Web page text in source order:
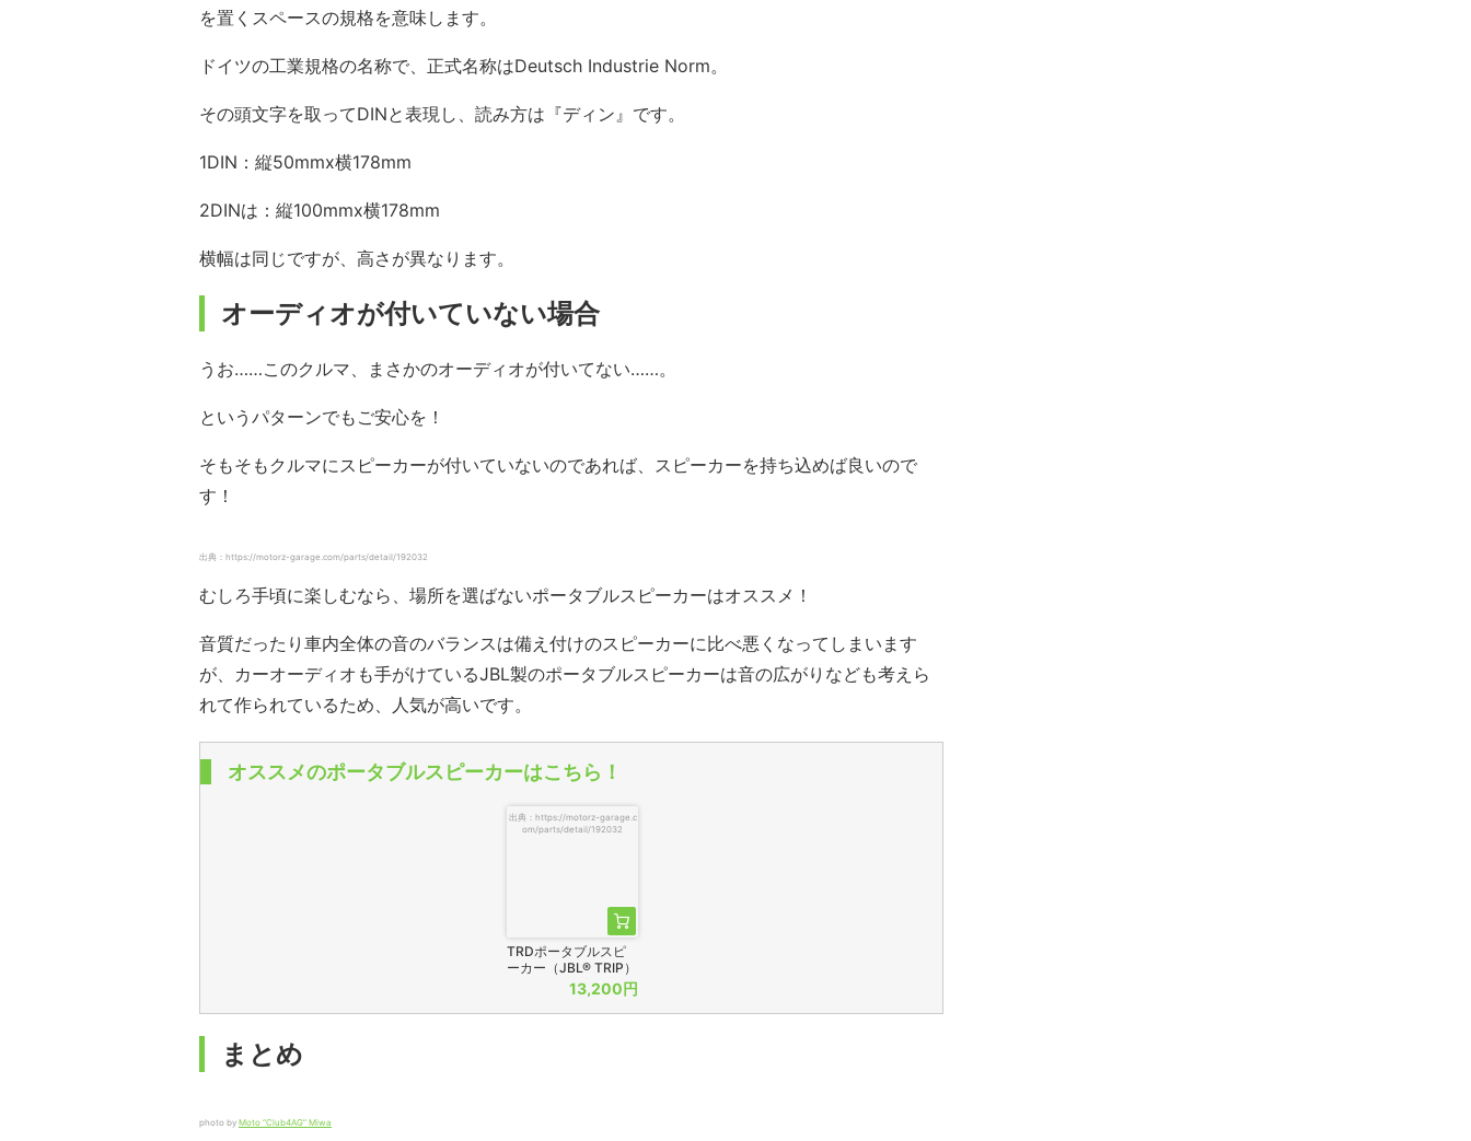
を置くスペースの規格を意味します。
ドイツの工業規格の名称で、正式名称はDeutsch Industrie Norm。
その頭文字を取ってDINと表現し、読み方は『ディン』です。
1DIN：縦50mmx横178mm
2DINは：縦100mmx横178mm
横幅は同じですが、高さが異なります。
オーディオが付いていない場合
うお……このクルマ、まさかのオーディオが付いてない……。
というパターンでもご安心を！
そもそもクルマにスピーカーが付いていないのであれば、スピーカーを持ち込めば良いので
す！
出典：https://motorz-garage.com/parts/detail/192032
むしろ手頃に楽しむなら、場所を選ばないポータブルスピーカーはオススメ！
音質だったり車内全体の音のバランスは備え付けのスピーカーに比べ悪くなってしまいます
が、カーオーディオも手がけているJBL製のポータブルスピーカーは音の広がりなども考えら
れて作られているため、人気が高いです。
オススメのポータブルスピーカーはこちら！
出典：https://motorz-garage.c
om/parts/detail/192032
TRDポータブルスピ
ーカー（JBL® TRIP）
13,200円
まとめ
photo by Moto “Club4AG” Miwa